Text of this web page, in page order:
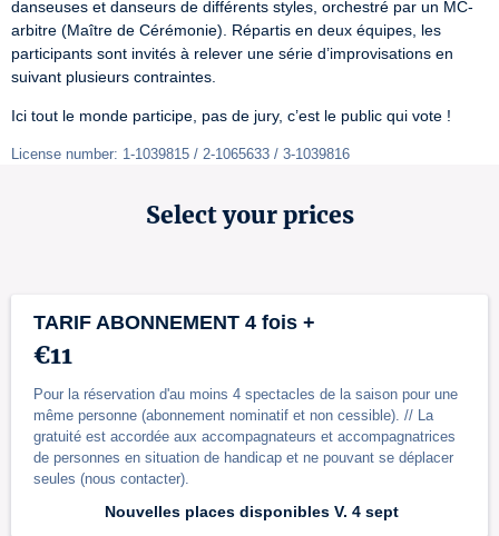
danseuses et danseurs de différents styles, orchestré par un MC-
arbitre (Maître de Cérémonie). Répartis en deux équipes, les
participants sont invités à relever une série d’improvisations en
suivant plusieurs contraintes.
Ici tout le monde participe, pas de jury, c’est le public qui vote !
License number: 1-1039815 / 2-1065633 / 3-1039816
Select your prices
TARIF ABONNEMENT 4 fois +
€11
Pour la réservation d'au moins 4 spectacles de la saison pour une
même personne (abonnement nominatif et non cessible). // La
gratuité est accordée aux accompagnateurs et accompagnatrices
de personnes en situation de handicap et ne pouvant se déplacer
seules (nous contacter).
Nouvelles places disponibles V. 4 sept